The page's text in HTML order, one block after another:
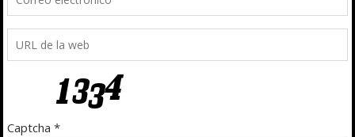
Captcha *